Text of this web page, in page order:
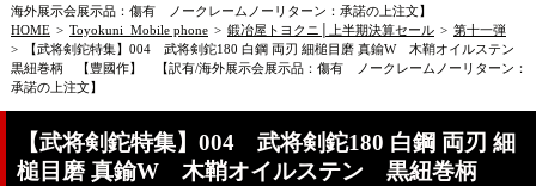
海外展示会展示品：傷有 ノークレームノーリターン：承諾の上注文】
HOME > Toyokuni_Mobile phone > 鍛冶屋トヨクニ│上半期決算セール > 第十一弾
>
【武将剣鉈特集】004 武将剣鉈180 白鋼 両刃 細槌目磨 真鍮W 木鞘オイルステン
黒紐巻柄 【豊國作】 【訳有/海外展示会展示品：傷有 ノークレームノーリターン：
承諾の上注文】
【武将剣鉈特集】004 武将剣鉈180 白鋼 両刃 細
槌目磨 真鍮W 木鞘オイルステン 黒紐巻柄